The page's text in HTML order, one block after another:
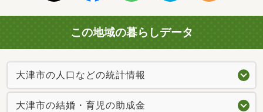
この地域の暮らしデータ
大津市の人口などの統計情報
大津市の結婚・育児の助成金